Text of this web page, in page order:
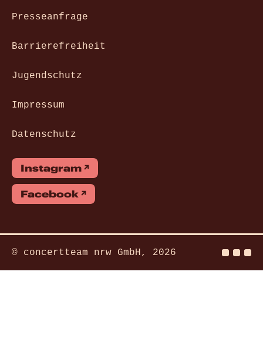
Presseanfrage
Barrierefreiheit
Jugendschutz
Impressum
Datenschutz
Instagram
Facebook
© concertteam nrw GmbH, 2026